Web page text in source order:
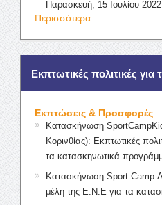
Παρασκευή, 15 Ιουλίου
Περισσότερα
Εκπτωτικές πολιτικές
Εκπτώσεις & Προσφορές
Κατασκήνωση
Κορινθίας): Εκπτωτικές
τα κατασκηνωτικά
Κατασκήνωση Sport Camp
μέλη της Ε.Ν.Ε για τα